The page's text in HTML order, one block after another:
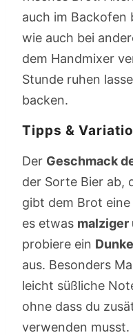
auch im Backofen
wie auch bei
dem Handmixer
Stunde ruhen
backen.
Tipps &
Der Geschmack
der Sorte Bier ab,
gibt dem Brot
es etwas malziger
probiere ein
aus. Besonders
leicht süßliche
ohne dass du
verwenden musst.